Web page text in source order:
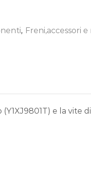
, Freni,accessori
e la vite